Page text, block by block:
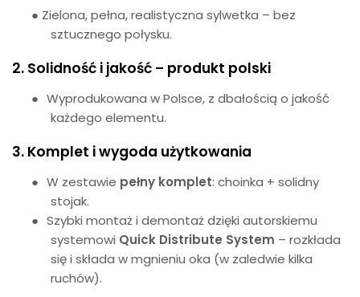
● Zielona, pełna, realistyczna sylwetka – bez
sztucznego połysku.
2. Solidność i jakość – produkt polski
● Wyprodukowana w Polsce, z dbałością o jakość
każdego elementu.
3. Komplet i wygoda użytkowania
● W zestawie pełny komplet: choinka + solidny
stojak.
● Szybki montaż i demontaż dzięki autorskiemu
systemowi Quick Distribute System – rozkłada
się i składa w mgnieniu oka (w zaledwie kilka
ruchów).